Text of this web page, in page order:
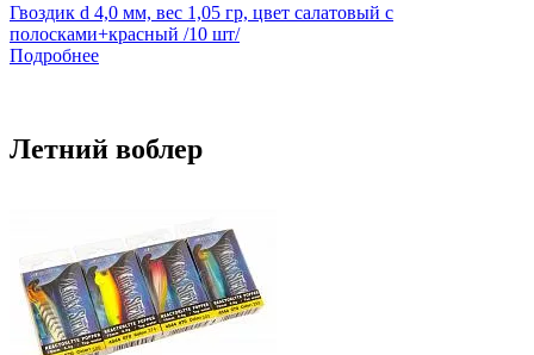
Гвоздик d 4,0 мм, вес 1,05 гр, цвет салатовый с
полосками+красный /10 шт/
Подробнее
Летний воблер